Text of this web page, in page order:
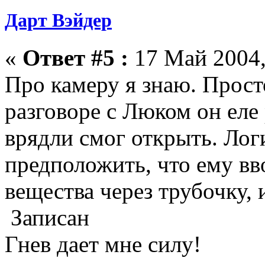
Дарт Вэйдер
« Ответ #5 : 17 Май
Про камеру я знаю.
разговоре с Люком он
врядли смог открыть.
предположить, что ему
вещества через
Записан
Гнев дает мне силу!